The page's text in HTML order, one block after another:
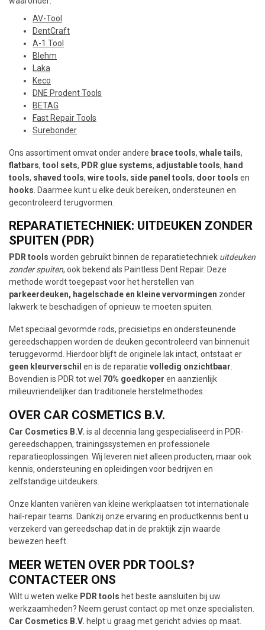
AV-Tool
DentCraft
A-1 Tool
Blehm
Laka
Keco
DNE Prodent Tools
BETAG
Fast Repair Tools
Surebonder
Ons assortiment omvat onder andere brace tools, whale tails,
flatbars, tool sets, PDR glue systems, adjustable tools, hand
tools, shaved tools, wire tools, side panel tools, door tools en
hooks . Daarmee kunt u elke deuk bereiken, ondersteunen en
gecontroleerd terugvormen.
REPARATIETECHNIEK: UITDEUKEN ZONDER
SPUITEN (PDR)
PDR tools worden gebruikt binnen de reparatietechniek uitdeuken
zonder spuiten, ook bekend als Paintless Dent Repair. Deze
methode wordt toegepast voor het herstellen van
parkeerdeuken, hagelschade en kleine vervormingen zonder
lakwerk te beschadigen of opnieuw te moeten spuiten.
Met speciaal gevormde rods, precisietips en ondersteunende
gereedschappen worden de deuken gecontroleerd van binnenuit
teruggevormd. Hierdoor blijft de originele lak intact, ontstaat er
geen kleurverschil en is de reparatie volledig onzichtbaar
Bovendien is PDR tot wel 70% goedkoper en aanzienlijk
milieuvriendelijker dan traditionele herstelmethodes.
OVER CAR COSMETICS B.V.
Car Cosmetics B.V. is al decennia lang gespecialiseerd in PDR-
gereedschappen, trainingssystemen en professionele
reparatieoplossingen. Wij leveren niet alleen producten, maar ook
kennis, ondersteuning en opleidingen voor bedrijven en
zelfstandige uitdeukers.
Onze klanten variëren van kleine werkplaatsen tot internationale
hail-repair teams. Dankzij onze ervaring en productkennis bent u
verzekerd van gereedschap dat in de praktijk zijn waarde
bewezen heeft.
MEER WETEN OVER PDR TOOLS?
CONTACTEER ONS
Wilt u weten welke PDR tools het beste aansluiten bij uw
werkzaamheden? Neem gerust contact op met onze specialisten.
Car Cosmetics B.V. helpt u graag met gericht advies op maat.